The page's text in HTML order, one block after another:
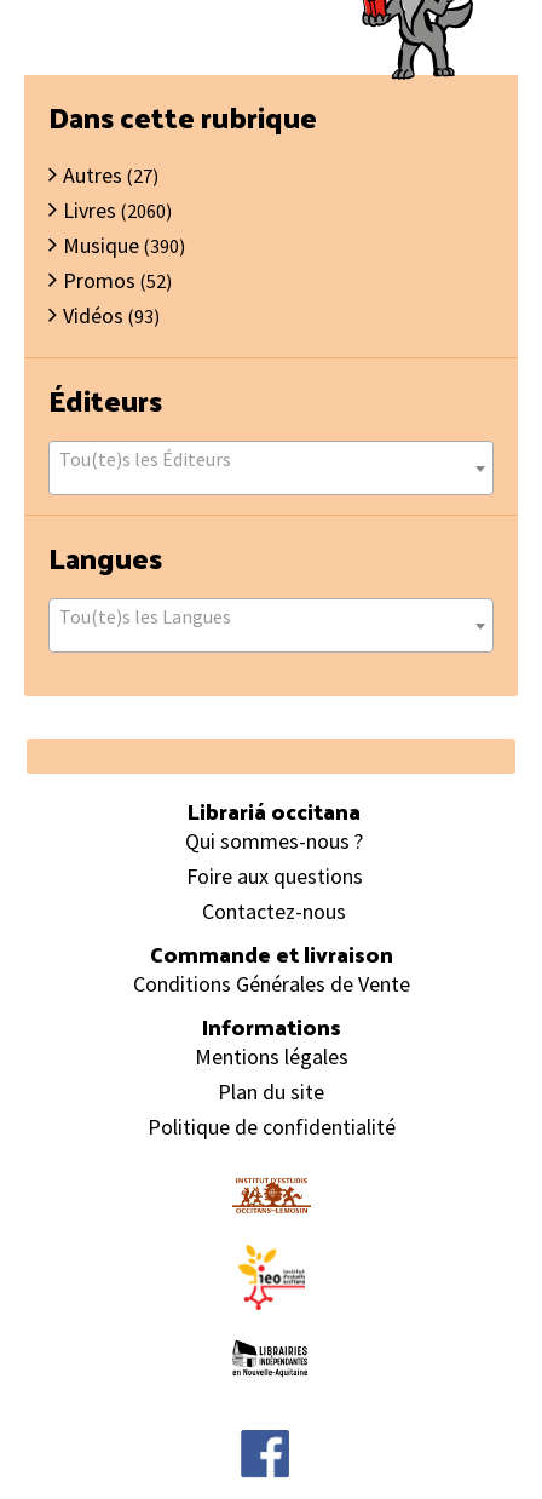
Barre
latérale
principale
Dans cette rubrique
Autres (27)
Livres (2060)
Musique (390)
Promos (52)
Vidéos (93)
Éditeurs
Tou(te)s les Éditeurs
Langues
Tou(te)s les Langues
Footer
Librariá occitana
Qui sommes-nous ?
Foire aux questions
Contactez-nous
Commande et livraison
Conditions Générales de Vente
Informations
Mentions légales
Plan du site
Politique de confidentialité